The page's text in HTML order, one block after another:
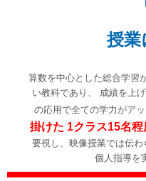
授業
算数を中心とした総合学習
い教科であり、 成績を上
の応用で全ての学力がアッ
掛けた 1クラス15名程
要視し、映像授業では伝わ
個人指導を